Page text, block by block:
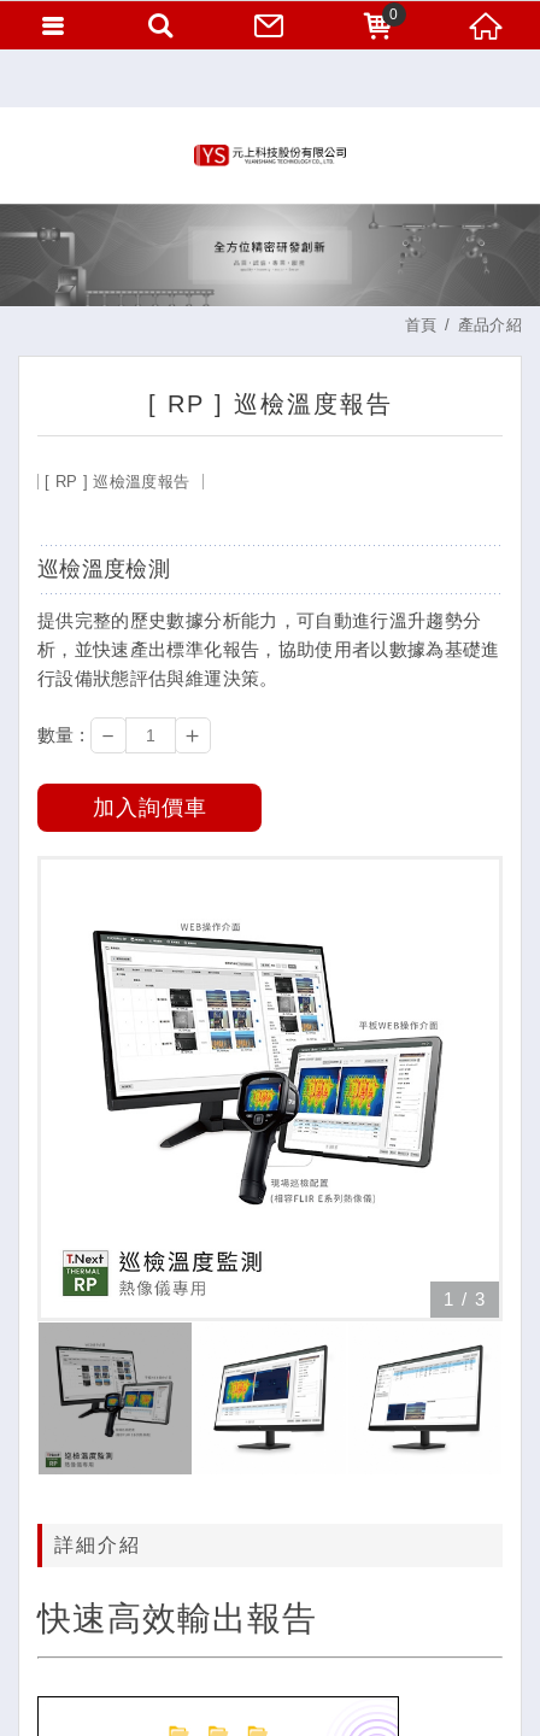
首頁 產品介紹
[ RP ] 巡檢溫度報告
[ RP ] 巡檢溫度報告
巡檢溫度檢測
提供完整的歷史數據分析能力，可自動進行溫升趨勢分
析，並快速產出標準化報告，協助使用者以數據為基礎進
行設備狀態評估與維運決策。
數量 : － ＋
加入詢價車
1 / 3
詳細介紹
快速高效輸出報告
0